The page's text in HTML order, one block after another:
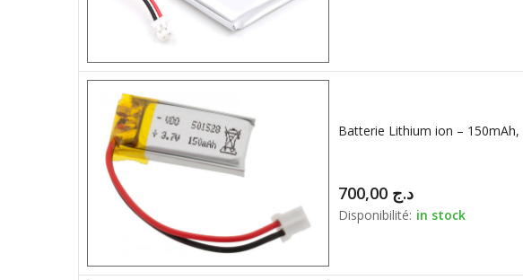
د.ج
Disponibilité: in stock